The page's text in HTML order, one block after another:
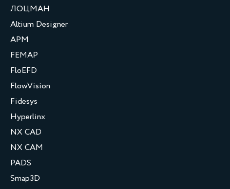
ЛОЦМАН
Altium Designer
APM
FEMAP
FloEFD
FlowVision
Fidesys
Hyperlinx
NX CAD
NX CAM
PADS
Smap3D